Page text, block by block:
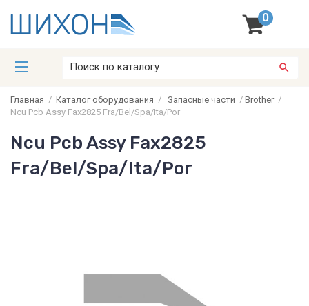
0
Главная / Каталог оборудования / Запасные части / Brother/
Ncu Pcb Assy Fax2825 Fra/Bel/Spa/Ita/Por
Ncu Pcb Assy Fax2825
Fra/Bel/Spa/Ita/Por